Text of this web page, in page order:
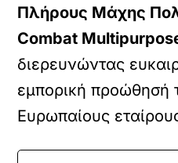
Πλήρους Μάχης
Combat
διερευνώντας
εμπορική προώθησή
Ευρωπαίους